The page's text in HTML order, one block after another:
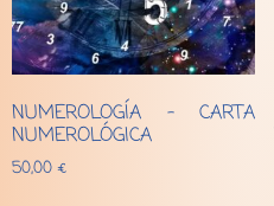
NUMEROLOGÍA – CARTA
NUMEROLÓGICA
50,00€